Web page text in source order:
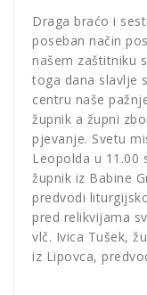
Draga braćo i
poseban način
našem zaštitniku
toga dana slavlje
centru naše
župnik a župni
pjevanje. Svetu
Leopolda u 11.00
župnik iz Babine
predvodi
pred relikvijama
vlč. Ivica Tušek,
iz Lipovca,